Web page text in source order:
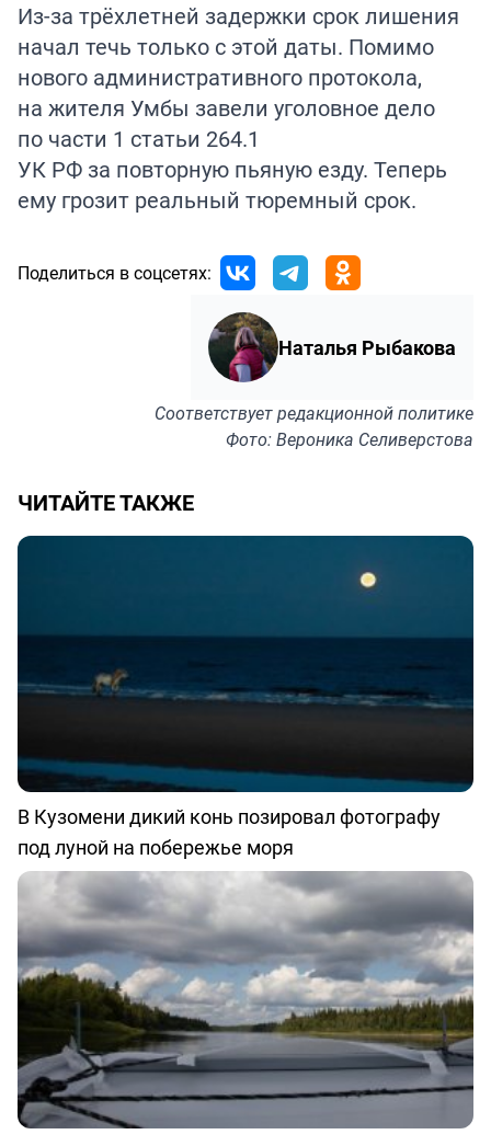
Из-за трёхлетней задержки срок лишения
начал течь только с этой даты. Помимо
нового административного протокола,
на жителя Умбы завели уголовное дело
по части 1 статьи 264.1
УК РФ за повторную пьяную езду. Теперь
ему грозит реальный тюремный срок.
Поделиться в соцсетях:
Наталья Рыбакова
Соответствуетредакционной политике
Фото: Вероника Селиверстова
ЧИТАЙТЕ ТАКЖЕ
В Кузомени дикий конь позировал фотографу
под луной на побережье моря